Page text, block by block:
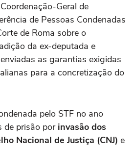
Geral de
de Pessoas Condenadas
de Roma sobre o
da ex-deputada e
as garantias exigidas
para a concretização do
pelo STF no ano
de prisão por invasão dos
Nacional de Justiça (CNJ) e